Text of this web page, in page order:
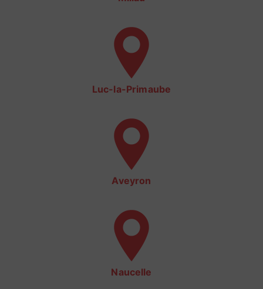
Luc-la-Primaube
Aveyron
Naucelle